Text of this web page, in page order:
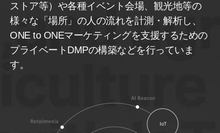
ストア等）や各種イベント会場、観光地等の
様々な「場所」の人の流れを計測・解析し、
ONE to ONEマーケティングを支援するための
プライベートDMPの構築などを行っていま
す。